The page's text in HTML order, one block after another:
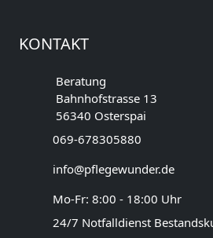
KONTAKT
Beratung
Bahnhofstrasse 13
56340 Osterspai
069-678305880
info@pflegewunder.de
Mo-Fr: 8:00 - 18:00 Uhr
24/7 Notfalldienst